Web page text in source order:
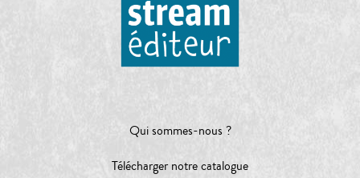
Qui sommes-nous ?
Télécharger notre catalogue